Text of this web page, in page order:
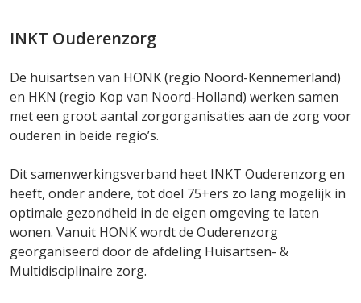
INKT Ouderenzorg
De huisartsen van HONK (regio Noord-Kennemerland)
en HKN (regio Kop van Noord-Holland) werken samen
met een groot aantal zorgorganisaties aan de zorg voor
ouderen in beide regio’s.
Dit samenwerkingsverband heet INKT Ouderenzorg en
heeft, onder andere, tot doel 75+ers zo lang mogelijk in
optimale gezondheid in de eigen omgeving te laten
wonen. Vanuit HONK wordt de Ouderenzorg
georganiseerd door de afdeling Huisartsen- &
Multidisciplinaire zorg.